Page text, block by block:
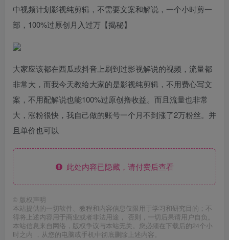
中视频计划影视纯剪辑，不需要文案和解说，一个小时剪一
部，100%过原创月入过万【揭秘】
大家应该都在西瓜或抖音上刷到过影视解说的视频，流量都
非常大，而我今天教给大家的是影视纯剪辑，不用费心写文
案，不用配解说也能100%过原创撸收益。而且流量也非常
大，涨粉很快，我自己做的账号一个月不到涨了2万粉丝。并
且单价也可以
此处内容已隐藏，请付费后查看
© 版权声明
本站提供的一切软件、教程和内容信息仅限用于学习和研究目的；不
得将上述内容用于商业或者非法用途， 否则，一切后果请用户自负。
本站信息来自网络，版权争议与本站无关。您必须在下载后的24个小
时之内 ，从您的电脑或手机中彻底删除上述内容。